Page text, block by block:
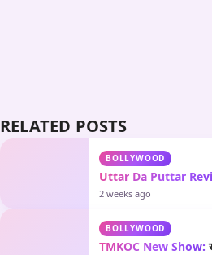
RELATED POSTS
BOLLYWOOD
Uttar Da Puttar
2 weeks ago
BOLLYWOOD
TMKOC New Show: